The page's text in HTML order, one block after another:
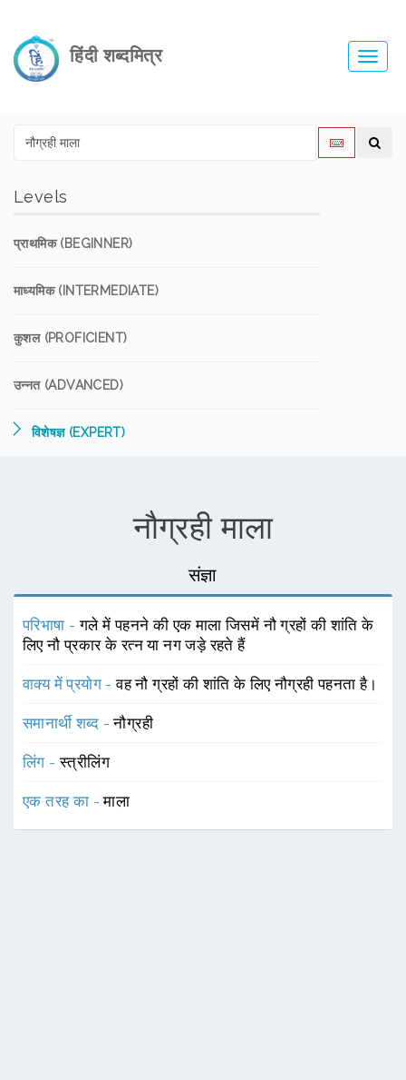
हिंदी शब्दमित्र
Levels
प्राथमिक (BEGINNER)
माध्यमिक (INTERMEDIATE)
कुशल (PROFICIENT)
उन्नत (ADVANCED)
विशेषज्ञ (EXPERT)
नौग्रही माला
संज्ञा
परिभाषा -गले में पहनने की एक माला जिसमें नौ ग्रहों की शांति के
लिए नौ प्रकार के रत्न या नग जड़े रहते हैं
वाक्य में प्रयोग -वह नौ ग्रहों की शांति के लिए नौग्रही पहनता है।
समानार्थी शब्द -नौग्रही
लिंग -स्त्रीलिंग
एक तरह का -माला